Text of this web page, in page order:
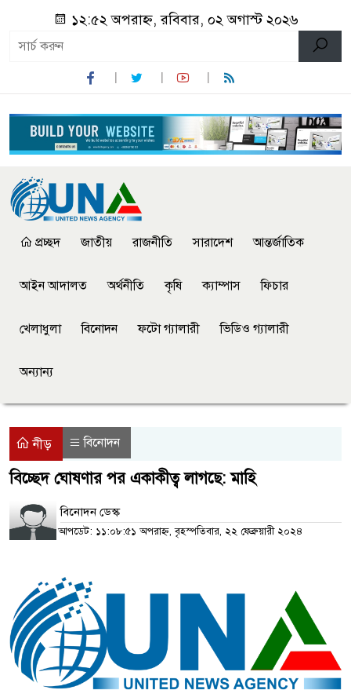
১২:৫২ অপরাহ্ন, রবিবার, ০২ অগাস্ট ২০২৬
প্রচ্ছদ জাতীয় রাজনীতি সারাদেশ আন্তর্জাতিক
আইন আদালত অর্থনীতি কৃষি ক্যাম্পাস ফিচার
খেলাধুলা বিনোদন ফটো গ্যালারী ভিডিও গ্যালারী
অন্যান্য
নীড় বিনোদন
বিচ্ছেদ ঘোষণার পর একাকীত্ব লাগছে: মাহি
বিনোদন ডেস্ক
আপডেট: ১১:০৮:৫১ অপরাহ্ন, বৃহস্পতিবার, ২২ ফেব্রুয়ারী ২০২৪